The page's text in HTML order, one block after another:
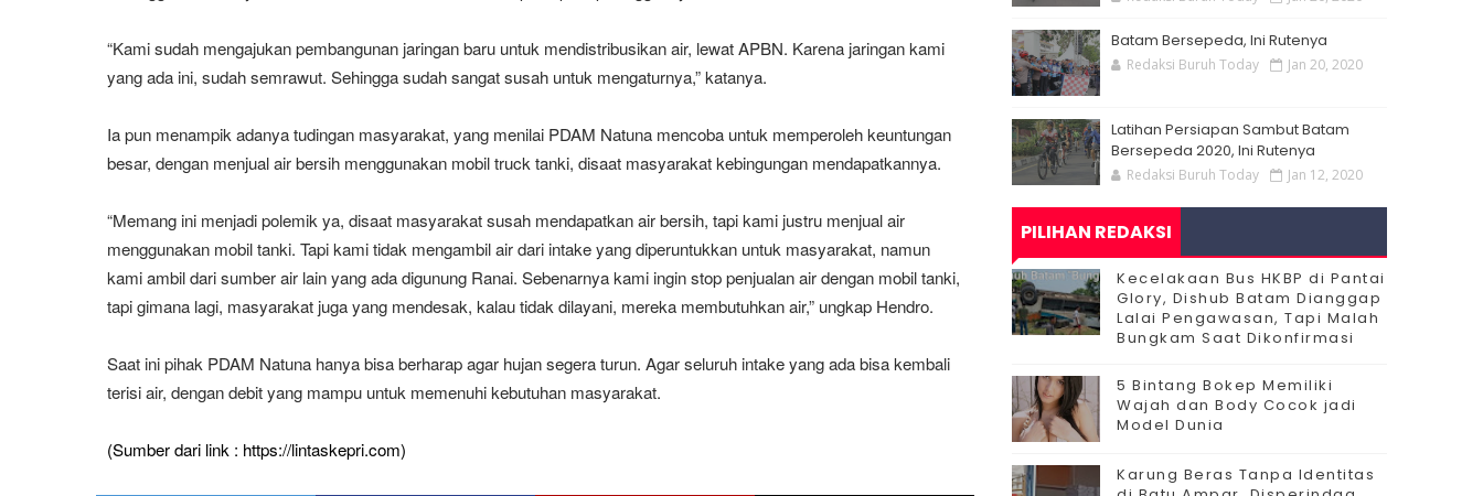
“Kami sudah mengajukan pembangunan jaringan baru untuk mendistribusikan air, lewat APBN. Karena jaringan kami
yang ada ini, sudah semrawut. Sehingga sudah sangat susah untuk mengaturnya,” katanya.
Ia pun menampik adanya tudingan masyarakat, yang menilai PDAM Natuna mencoba untuk memperoleh keuntungan
besar, dengan menjual air bersih menggunakan mobil truck tanki, disaat masyarakat kebingungan mendapatkannya.
“Memang ini menjadi polemik ya, disaat masyarakat susah mendapatkan air bersih, tapi kami justru menjual air
menggunakan mobil tanki. Tapi kami tidak mengambil air dari intake yang diperuntukkan untuk masyarakat, namun
kami ambil dari sumber air lain yang ada digunung Ranai. Sebenarnya kami ingin stop penjualan air dengan mobil tanki,
tapi gimana lagi, masyarakat juga yang mendesak, kalau tidak dilayani, mereka membutuhkan air,” ungkap Hendro.
Saat ini pihak PDAM Natuna hanya bisa berharap agar hujan segera turun. Agar seluruh intake yang ada bisa kembali
terisi air, dengan debit yang mampu untuk memenuhi kebutuhan masyarakat.
(Sumber dari link : https://lintaskepri.com)
Batam Bersepeda, Ini Rutenya
Redaksi Buruh Today Jan 20, 2020
Latihan Persiapan Sambut Batam
Bersepeda 2020, Ini Rutenya
Redaksi Buruh Today Jan 12, 2020
PILIHAN REDAKSI
Kecelakaan Bus HKBP di Pantai
Glory, Dishub Batam Dianggap
Lalai Pengawasan, Tapi Malah
Bungkam Saat Dikonfirmasi
5 Bintang Bokep Memiliki
Wajah dan Body Cocok jadi
Model Dunia
Karung Beras Tanpa Identitas